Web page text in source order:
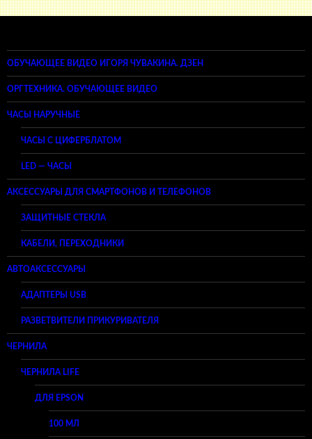
ОБУЧАЮЩЕЕ ВИДЕО ИГОРЯ ЧУВАКИНА. ДЗЕН
ОРГТЕХНИКА. ОБУЧАЮЩЕЕ ВИДЕО
ЧАСЫ НАРУЧНЫЕ
ЧАСЫ С ЦИФЕРБЛАТОМ
LED — ЧАСЫ
АКСЕССУАРЫ ДЛЯ СМАРТФОНОВ И ТЕЛЕФОНОВ
ЗАЩИТНЫЕ СТЕКЛА
КАБЕЛИ, ПЕРЕХОДНИКИ
АВТОАКСЕССУАРЫ
АДАПТЕРЫ USB
РАЗВЕТВИТЕЛИ ПРИКУРИВАТЕЛЯ
ЧЕРНИЛА
ЧЕРНИЛА LIFE
ДЛЯ EPSON
100 МЛ